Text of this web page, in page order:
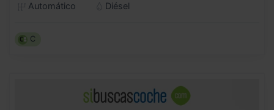
Automático
Diésel
C